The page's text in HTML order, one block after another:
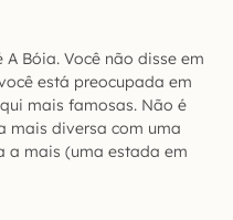
Bóia. Você não disse em
está preocupada em
mais famosas. Não é
mais diversa com uma
a mais (uma estada em